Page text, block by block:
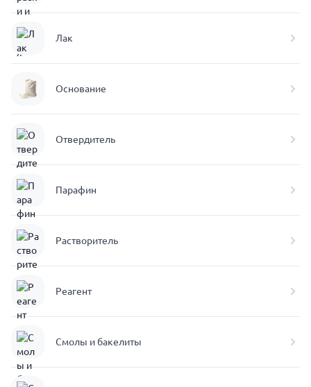
Лак
Основание
Отвердитель
Парафин
Растворитель
Реагент
Смолы и бакелиты